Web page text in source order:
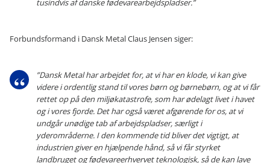
tusindvis af danske fødevarearbejdspladser.”
Forbundsformand i Dansk Metal Claus Jensen siger:
”Dansk Metal har arbejdet for, at vi har en klode, vi kan give
videre i ordentlig stand til vores børn og børnebørn, og at vi får
rettet op på den miljøkatastrofe, som har ødelagt livet i havet
og i vores fjorde. Det har også været afgørende for os, at vi
undgår unødige tab af arbejdspladser, særligt i
yderområderne. I den kommende tid bliver det vigtigt, at
industrien giver en hjælpende hånd, så vi får styrket
landbruget og fødevareerhvervet teknologisk, så de kan lave